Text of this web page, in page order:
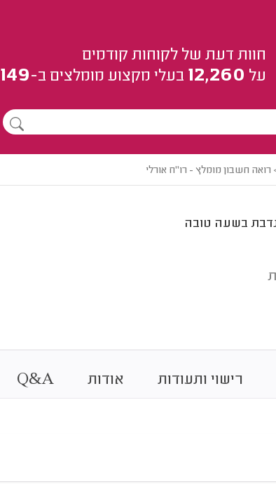
חוות דעת של לקוחות קודמים
על 12,260 בעלי מקצוע מומלצים ב-149
חשבון מומלץ - רו"ח אורלי
בשעה טובה
רישוי ותעודות אודות Q&A